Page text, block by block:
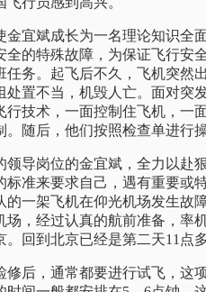
宜斌成长为一名理论知识全
全的特殊故障，为保证飞行安
任务。起飞后不久，飞机突然
处置不当，机毁人亡。面对突
行技术，一面控制住飞机，一
。随后，他们按照检查单进行
导岗位的金宜斌，全力以赴
标准来要求自己，遇有重要或
的一架飞机在仰光机场发生故
场，经过认真的航前准备，率
。回到北京已经是第二天11点
后，通常都要进行试飞，这